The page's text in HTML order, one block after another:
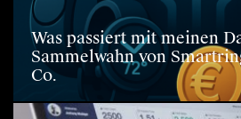
Was passiert mit meinen
Sammelwahn von
Co.